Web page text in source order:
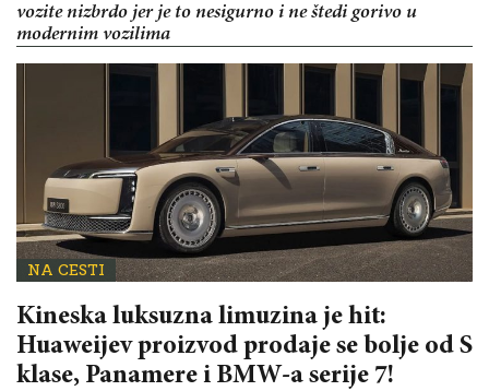
vozite nizbrdo jer je to nesigurno i ne štedi gorivo u
modernim vozilima
NA CESTI
Kineska luksuzna limuzina je hit:
Huaweijev proizvod prodaje se bolje od S
klase, Panamere i BMW-a serije 7!